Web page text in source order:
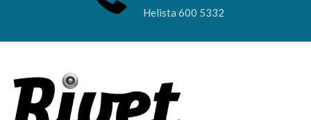
Helista 600 5332